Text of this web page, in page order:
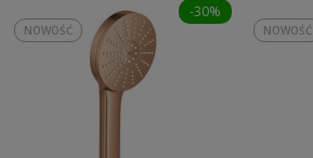
-30%
NOWOŚĆ NOWOŚĆ